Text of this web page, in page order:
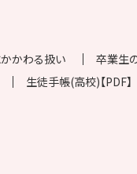
かわる扱い
卒業生
生徒手帳(高校)【PDF】